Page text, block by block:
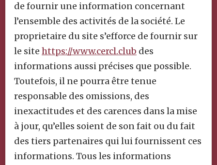
de fournir une information concernant
l’ensemble des activités de la société. Le
proprietaire du site s’efforce de fournir sur
le site https://www.cercl.club des
informations aussi précises que possible.
Toutefois, il ne pourra être tenue
responsable des omissions, des
inexactitudes et des carences dans la mise
à jour, qu’elles soient de son fait ou du fait
des tiers partenaires qui lui fournissent ces
informations. Tous les informations